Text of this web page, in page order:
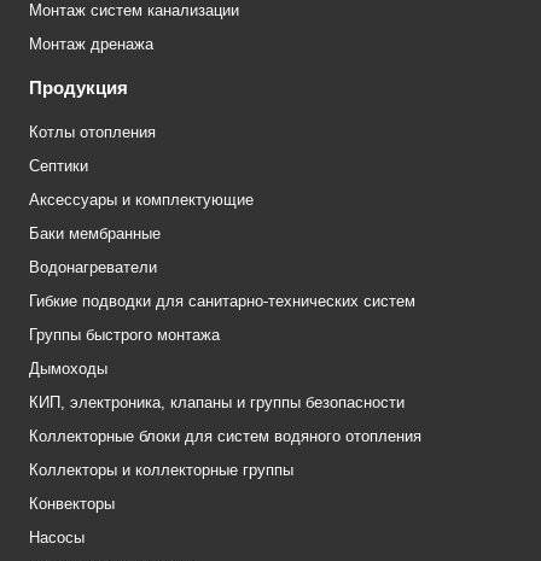
Монтаж систем канализации
Монтаж дренажа
Продукция
Котлы отопления
Септики
Аксессуары и комплектующие
Баки мембранные
Водонагреватели
Гибкие подводки для санитарно-технических систем
Группы быстрого монтажа
Дымоходы
КИП, электроника, клапаны и группы безопасности
Коллекторные блоки для систем водяного отопления
Коллекторы и коллекторные группы
Конвекторы
Насосы